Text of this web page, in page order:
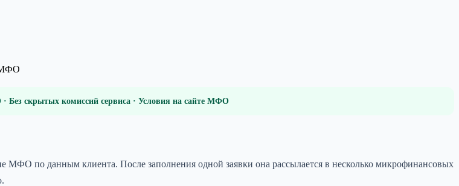
МФО
Без скрытых комиссий сервиса · Условия на сайте МФО
МФО по данным клиента. После заполнения одной заявки она рассылается в несколько микрофинансовых